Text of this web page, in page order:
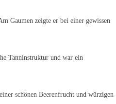
Gaumen zeigte er bei einer gewissen
Tanninstruktur und war ein
schönen Beerenfrucht und würzigen